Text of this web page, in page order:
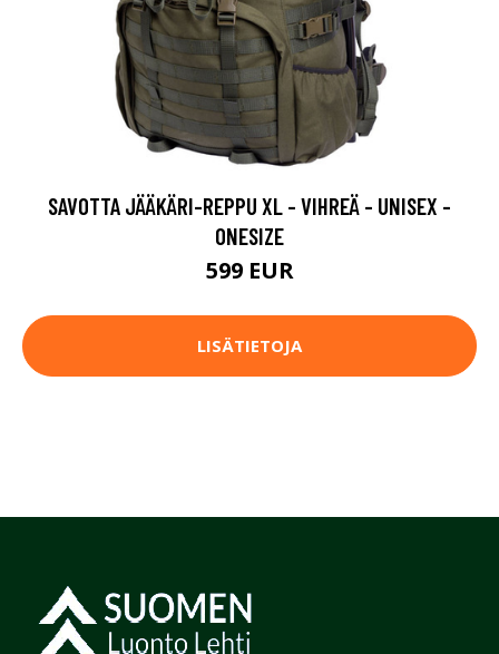
SAVOTTA JÄÄKÄRI-REPPU XL - VIHREÄ - UNISEX -
ONESIZE
599 EUR
LISÄTIETOJA